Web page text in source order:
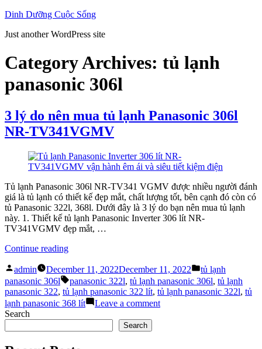
Skip
content
Dinh Dưỡng Cuộc Sống
Just another WordPress site
Category Archives: tủ lạnh
panasonic 306l
3 lý do nên mua tủ lạnh Panasonic 306l
NR-TV341VGMV
Tủ lạnh Panasonic 306l NR-TV341 VGMV được nhiều người đánh
giá là tủ lạnh có thiết kế đẹp mắt, chất lượng tốt, bên cạnh đó còn có
tủ Panasonic 322l, 368l. Dưới đây là 3 lý do bạn nên mua tủ lạnh
này. 1. Thiết kế tủ lạnh Panasonic Inverter 306 lít NR-
TV341VGMV đẹp mắt, …
Continue reading“3
do
nên
mua
tủ
lạnh
Panasonic
306l
Posted
by
admin December 11, 2022December 11, 2022
Posted
in
tủ lạnh
panasonic 306l
Tags:
panasonic 322l, tủ lạnh panasonic 306l, tủ lạnh
panasonic 322, tủ lạnh panasonic 322 lít, tủ lạnh panasonic 322l, tủ
lạnh panasonic 368 lít
Leave a commenton
Search
Search